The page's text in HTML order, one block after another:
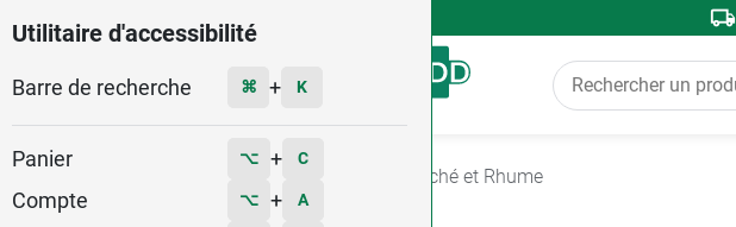
Utilitaire d'accessibilité
Barre de recherche ⌘ + K
Panier ⌥ + C
Compte ⌥ + A
Menu
Nez bouché et Rhume